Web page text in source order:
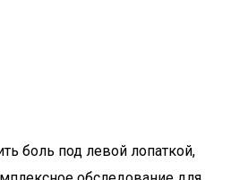
боль под левой лопаткой,